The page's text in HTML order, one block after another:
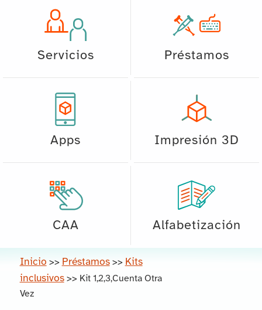
Servicios Préstamos
Apps Impresión 3D
CAA Alfabetización
Inicio >> Préstamos >> Kits
inclusivos >> Kit 1,2,3,Cuenta Otra
Vez